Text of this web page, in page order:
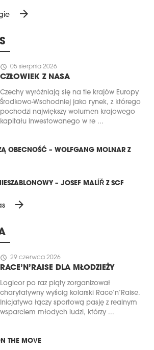
arrow_forward
schedule 05 sierpnia 2026
CZŁOWIEK Z NASA
Czechy wyróżniają się na tle krajów Europy
Środkowo-Wschodniej jako rynek, z którego
pochodzi największy wolumen krajowego
kapitału inwestowanego w re ...
OBECNOŚĆ – WOLFGANG MOLNAR Z
– JOSEF MALÍŘ Z SCF
arrow_forward
schedule 29 czerwca 2026
RACE’N’RAISE DLA MŁODZIEŻY
Logicor po raz piąty zorganizował
charytatywny wyścig kolarski Race’n’Raise.
Inicjatywa łączy sportową pasję z realnym
wsparciem młodych ludzi, którzy ...
THE MOVE